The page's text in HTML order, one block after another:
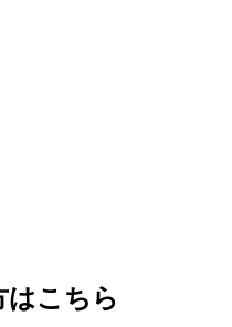
はこちら